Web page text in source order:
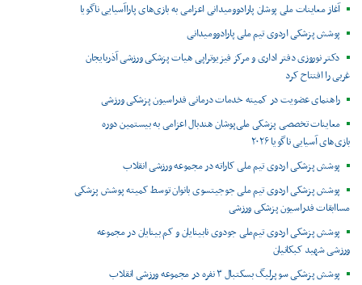
آغاز معاینات ملی پوشان پارادوومیدانی اعزامی به بازی‌های پاراآسیایی ناگویا
پوشش پزشکی اردوی تیم ملی پارادوومیدانی
دکتر نوروزی دفتر اداری و مرکز فیزیوتراپی هیات پزشکی ورزشی آذربایجان
غربی را افتتاح کرد
راهنمای عضویت در کمیته خدمات درمانی فدراسیون پزشکی ورزشی
معاینات تخصصی پزشکی ملی‌پوشان هندبال اعزامی به بیستمین دوره
بازی‌های آسیایی ناگویا ۲۰۲۶
پوشش پزشکی اردوی تیم ملی کاراته در مجموعه ورزشی انقلاب
پوشش پزشکی اردوی تیم ملی جوجیتسوی بانوان توسط کمیته پوشش پزشکی
مساابقات فدراسیون پزشکی ورزشی
پوشش پزشکی اردوی تیم‌ملی جودوی نابینایان و کم بینایان در مجموعه
ورزشی شهید کبکانیان
پوشش پزشکی سوپرلیگ بسکتبال ۳ نفره در مجموعه ورزشی انقلاب